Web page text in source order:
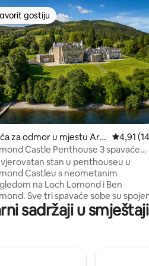
4,94 od 5, recenzija: 504
gostiju
gostiju
za odmor u mjestu Arg
Bute Council
4,91
Castle Penthouse 3 spavaće
spektakularan pogled
stan u penthouseu u
Castleu s neometanim
na Loch Lomond i Ben
spavaće sobe su spojene
tuševima, luksuznim
madracima, gornjim
sadržaji u